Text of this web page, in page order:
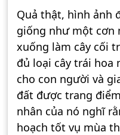
Quả thật, hình ảnh
giống như một cơn
xuống làm cây cối
đủ loại cây trái hoa
cho con người và
đất được trang
nhân của nó nghĩ
hoạch tốt vụ mùa